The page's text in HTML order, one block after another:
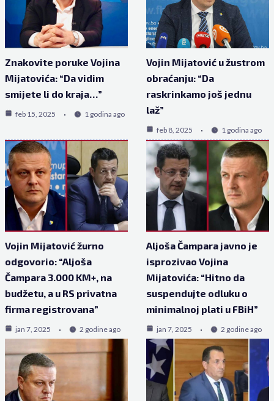
Znakovite poruke Vojina
Mijatovića: “Da vidim
smijete li do kraja…”
feb 15, 2025 1 godina ago
Vojin Mijatović u žustrom
obraćanju: “Da
raskrinkamo još jednu
laž”
feb 8, 2025 1 godina ago
Vojin Mijatović žurno
odgovorio: “Aljoša
Čampara 3.000 KM+, na
budžetu, a u RS privatna
firma registrovana”
jan 7, 2025 2 godine ago
Aljoša Čampara javno je
isprozivao Vojina
Mijatovića: “Hitno da
suspendujte odluku o
minimalnoj plati u FBiH”
jan 7, 2025 2 godine ago